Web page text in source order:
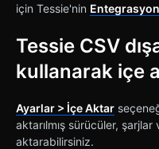
için Tessie'nin
Tessie CSV
kullanarak içe
Ayarlar > İçe Aktar
aktarılmış sürücüler,
aktarabilirsiniz.